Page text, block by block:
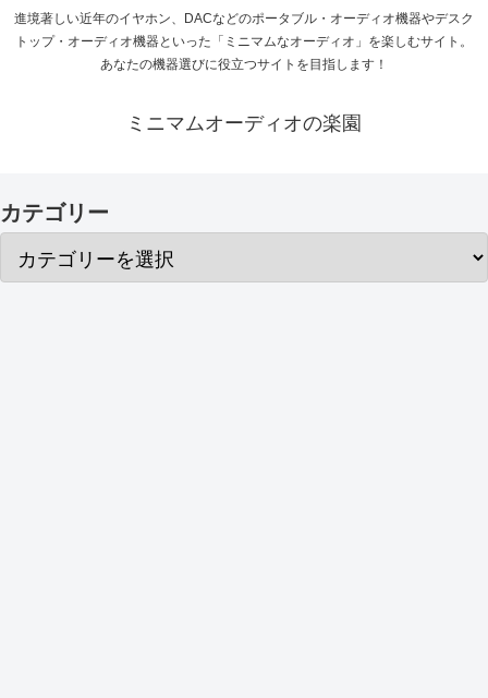
進境著しい近年のイヤホン、DACなどのポータブル・オーディオ機器やデスク
トップ・オーディオ機器といった「ミニマムなオーディオ」を楽しむサイト。
あなたの機器選びに役立つサイトを目指します！
ミニマムオーディオの楽園
カテゴリー